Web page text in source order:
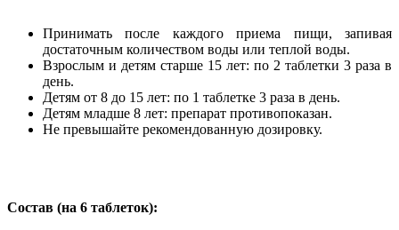
Принимать после каждого приема пищи, запивая
достаточным количеством воды или теплой воды.
Взрослым и детям старше 15 лет: по 2 таблетки 3 раза в
день.
Детям от 8 до 15 лет: по 1 таблетке 3 раза в день.
Детям младше 8 лет: препарат противопоказан.
Не превышайте рекомендованную дозировку.
Состав (на 6 таблеток):